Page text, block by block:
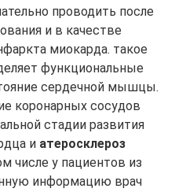
проводить после
и в качестве
миокарда. такое
функциональные
сердечной мышцы.
коронарных сосудов
стадии развития
и атеросклероз
числе у пациентов из
информацию врач